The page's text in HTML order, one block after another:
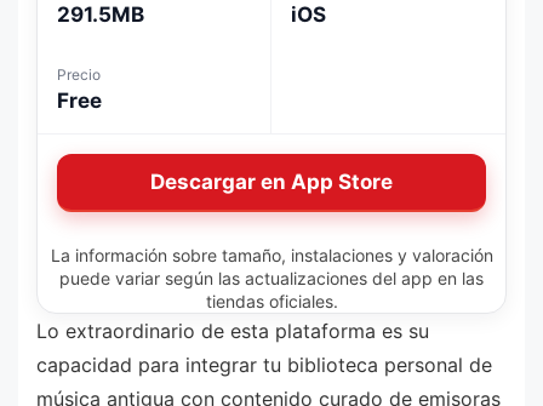
291.5MB iOS
Precio
Free
Descargar en App Store
La información sobre tamaño, instalaciones y valoración
puede variar según las actualizaciones del app en las
tiendas oficiales.
Lo extraordinario de esta plataforma es su
capacidad para integrar tu biblioteca personal de
música antigua con contenido curado de emisoras